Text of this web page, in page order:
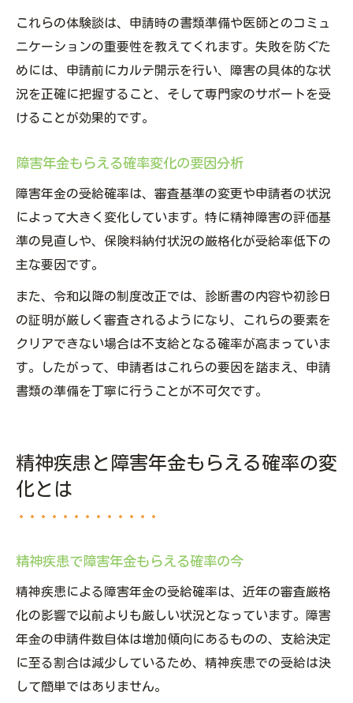
これらの体験談は、申請時の書類準備や医師とのコミュ
ニケーションの重要性を教えてくれます。失敗を防ぐた
めには、申請前にカルテ開示を行い、障害の具体的な状
況を正確に把握すること、そして専門家のサポートを受
けることが効果的です。
障害年金もらえる確率変化の要因分析
障害年金の受給確率は、審査基準の変更や申請者の状況
によって大きく変化しています。特に精神障害の評価基
準の見直しや、保険料納付状況の厳格化が受給率低下の
主な要因です。
また、令和以降の制度改正では、診断書の内容や初診日
の証明が厳しく審査されるようになり、これらの要素を
クリアできない場合は不支給となる確率が高まっていま
す。したがって、申請者はこれらの要因を踏まえ、申請
書類の準備を丁寧に行うことが不可欠です。
精神疾患と障害年金もらえる確率の変
化とは
精神疾患で障害年金もらえる確率の今
精神疾患による障害年金の受給確率は、近年の審査厳格
化の影響で以前よりも厳しい状況となっています。障害
年金の申請件数自体は増加傾向にあるものの、支給決定
に至る割合は減少しているため、精神疾患での受給は決
して簡単ではありません。